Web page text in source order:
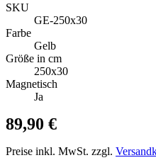
SKU
GE-250x30
Farbe
Gelb
Größe in cm
250x30
Magnetisch
Ja
89,90 €
Preise inkl. MwSt. zzgl.